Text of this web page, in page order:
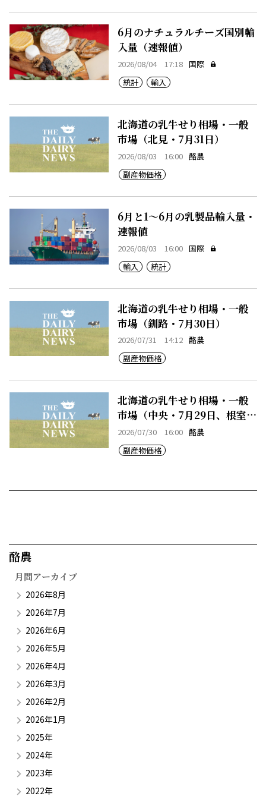
6月のナチュラルチーズ国別輸
入量（速報値）
2026/08/04 17:18 国際
統計
輸入
北海道の乳牛せり相場・一般
市場（北見・7月31日）
2026/08/03 16:00 酪農
副産物価格
6月と1～6月の乳製品輸入量・
速報値
2026/08/03 16:00 国際
輸入
統計
北海道の乳牛せり相場・一般
市場（釧路・7月30日）
2026/07/31 14:12 酪農
副産物価格
北海道の乳牛せり相場・一般
市場（中央・7月29日、根室・
7月29日）
2026/07/30 16:00 酪農
副産物価格
酪農​
月間アーカイブ
2026年8月
2026年7月
2026年6月
2026年5月
2026年4月
2026年3月
2026年2月
2026年1月
2025年
2024年
2023年
2022年